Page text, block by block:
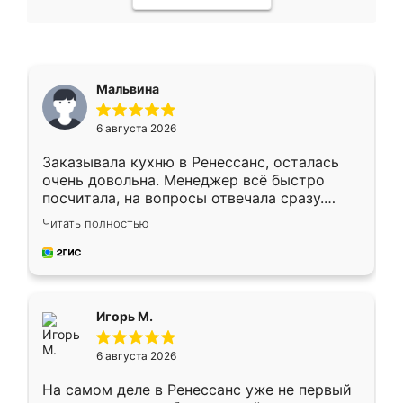
Мальвина
6 августа 2026
Заказывала кухню в Ренессанс, осталась
очень довольна. Менеджер всё быстро
посчитала, на вопросы отвечала сразу.
Замерщик приехал в субботу, подошёл к
делу со всей ответственностью. Собрали
за день, ребята работали аккуратно, даже
Читать полностью
Игорь М.
6 августа 2026
На самом деле в Ренессанс уже не первый